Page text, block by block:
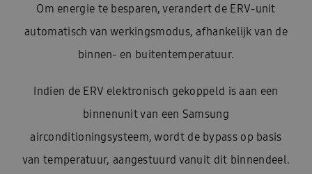
Om energie te besparen, verandert de ERV-unit
automatisch van werkingsmodus, afhankelijk van de
binnen- en buitentemperatuur.
Indien de ERV elektronisch gekoppeld is aan een
binnenunit van een Samsung
airconditioningsysteem, wordt de bypass op basis
van temperatuur, aangestuurd vanuit dit binnendeel.